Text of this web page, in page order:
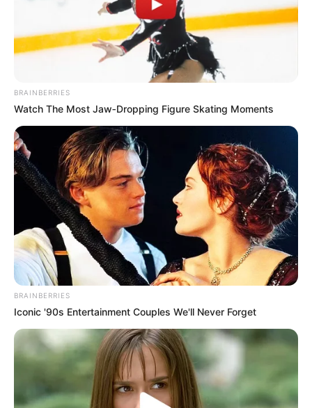
BRAINBERRIES
Watch The Most Jaw‑Dropping Figure Skating Moments
BRAINBERRIES
Iconic '90s Entertainment Couples We'll Never Forget